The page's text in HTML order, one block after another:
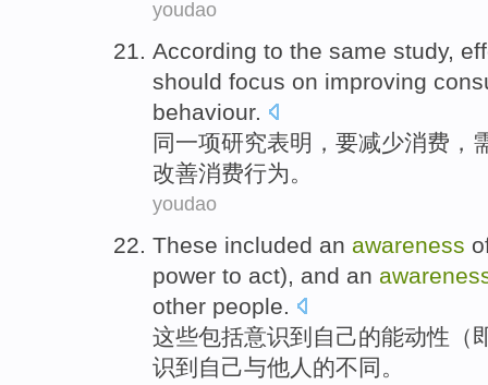
youdao
According to the same study,
should focus on improving
behaviour.
同一项研究表明 ， 要减少消费 ，
改善消费行为。
youdao
These included an awareness
power to act), and an
other people.
这些包括意识到 自己的能动性 （
识到自己与他人 的不同。